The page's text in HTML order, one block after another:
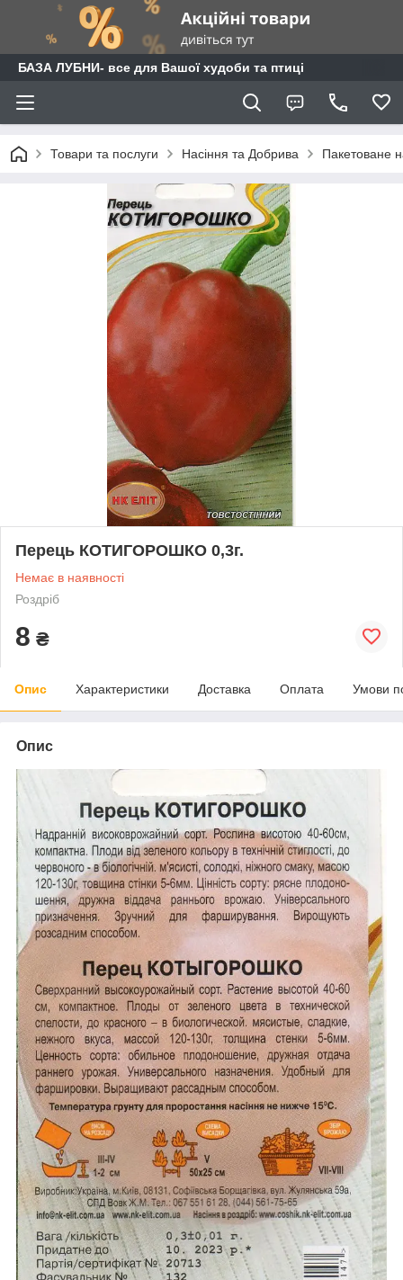
БАЗА ЛУБНИ- все для Вашої худоби та птиці
Товари та послуги Насіння та Добрива Пакетоване
Перець КОТИГОРОШКО 0,3г.
Немає в наявності
Роздріб
8 ₴
Опис Характеристики Доставка Оплата Умови
Опис